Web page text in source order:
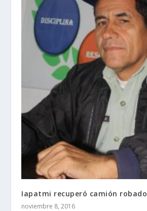
Iapatmi recuperó camión robado
noviembre 8, 2016